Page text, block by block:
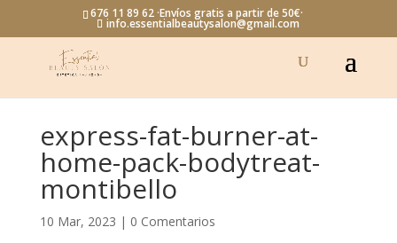
676 11 89 62 ·Envíos gratis a partir de 50€·
info.essentialbeautysalon@gmail.com
express-fat-burner-at-
home-pack-bodytreat-
montibello
10 Mar, 2023 | 0 Comentarios